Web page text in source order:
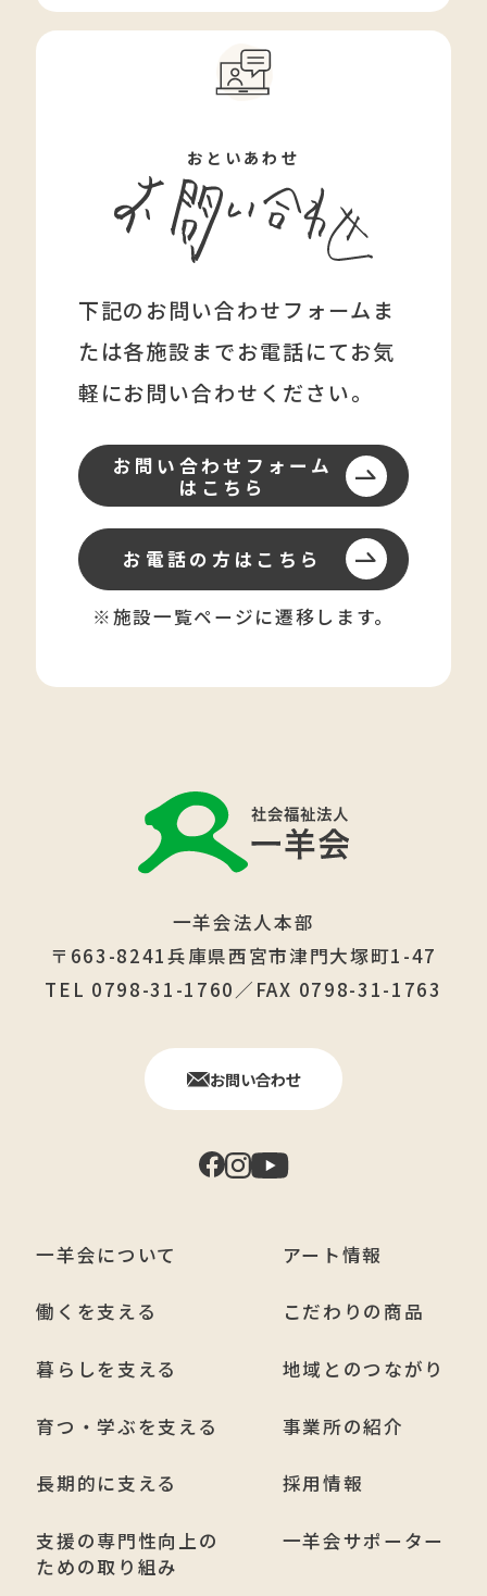
おといあわせ
下記のお問い合わせフォームま
たは各施設までお電話にてお気
軽にお問い合わせください。
お問い合わせフォーム
はこちら
お電話の方はこちら
※施設一覧ページに遷移します。
一羊会法人本部
〒663-8241兵庫県西宮市津門大塚町1-47
TEL 0798-31-1760／FAX 0798-31-1763
お問い合わせ
一羊会について
働くを支える
暮らしを支える
育つ・学ぶを支える
長期的に支える
支援の専門性向上の
ための取り組み
アート情報
こだわりの商品
地域とのつながり
事業所の紹介
採用情報
一羊会サポーター